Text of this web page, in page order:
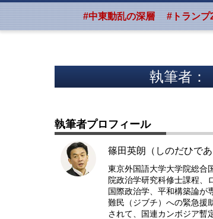
#中東動乱の深層 #トランプ
執筆者：
執筆者プロフィール
篠田英朗（しのだひであ
東京外国語大学大学院総合
院政治学研究科修士課程、
国際政治学、平和構築論が
難民（ジブチ）への緊急援
されて、国連カンボジア暫